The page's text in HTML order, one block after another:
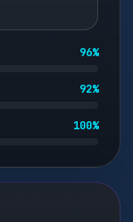
96%
92%
100%